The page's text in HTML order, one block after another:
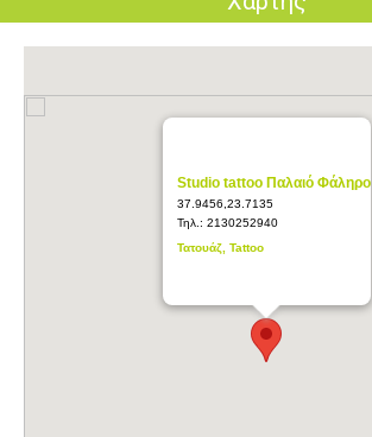
Studio tattoo Παλαιό Φάληρο
37.9456,23.7135
Τηλ.: 2130252940
Τατουάζ, Tattoo